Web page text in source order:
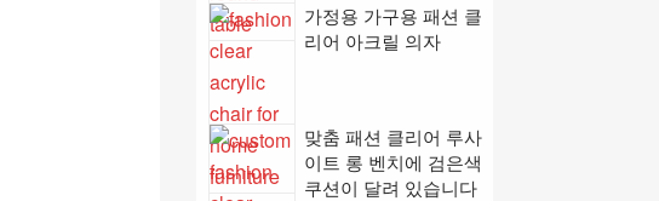
가정용 가구용 패션 클
리어 아크릴 의자
맞춤 패션 클리어 루사
이트 롱 벤치에 검은색
쿠션이 달려 있습니다